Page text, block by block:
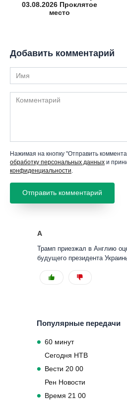
03.08.2026 Проклятое
место
Добавить комментарий
Имя
Комментарий
Нажимая на кнопку "Отправить
обработку персональных данных и
конфиденциальности
А
Трамп приезжал в Англию
будущего президента
Популярные передачи
60 минут
Сегодня НТВ
Вести 20 00
Рен Новости
Время 21 00